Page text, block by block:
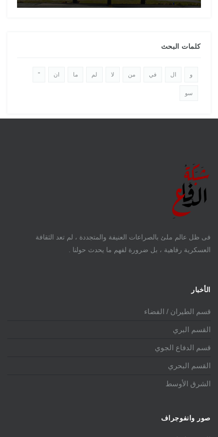
كلمات البحث
و ال في من لا لم ما ان "
سو
فى ظل عالم ملئ بالصراعات العنيفة والمتجددة ، لم تعد الثقافة
العسكرية رفاهية ، بل ضرورة لفهم ما يحدث حولنا .
الأخبار
قسم الطيران / الفضاء
القسم البري
قسم الدفاع الجوي
القسم البحري
الشرق الأوسط
صور وانفوجراف